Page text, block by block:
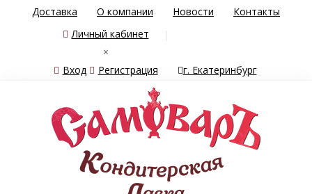
Доставка О компании Новости
Контакты
Личный кабинет
×
Вход
Регистрация г. Екатеринбург